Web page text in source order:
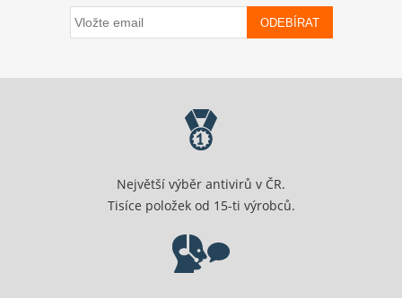
ODEBÍRAT
Největší výběr antivirů v ČR.
Tisíce položek od 15-ti výrobců.